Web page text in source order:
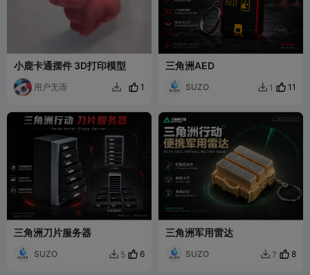
小鹿卡通摆件 3D打印模型
用户无语  1
三角洲AED
SUZO  1 11
三角洲刀片服务器
SUZO  5 6
三角洲军用雷达
SUZO  7 8